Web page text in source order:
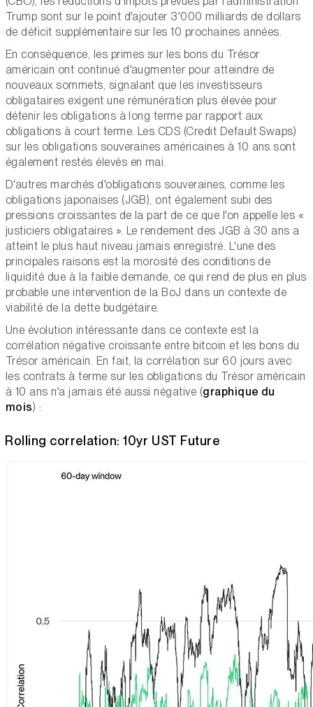
Trump sont sur le point d'ajouter 3'000 milliards de dollars
de déficit supplémentaire sur les 10 prochaines années.
En conséquence, les primes sur les bons du Trésor
américain ont continué d'augmenter pour atteindre de
nouveaux sommets, signalant que les investisseurs
obligataires exigent une rémunération plus élevée pour
détenir les obligations à long terme par rapport aux
obligations à court terme. Les CDS (Credit Default Swaps)
sur les obligations souveraines américaines à 10 ans sont
également restés élevés en mai.
D'autres marchés d'obligations souveraines, comme les
obligations japonaises (JGB), ont également subi des
pressions croissantes de la part de ce que l'on appelle les «
justiciers obligataires ». Le rendement des JGB à 30 ans a
atteint le plus haut niveau jamais enregistré. L'une des
principales raisons est la morosité des conditions de
liquidité due à la faible demande, ce qui rend de plus en plus
probable une intervention de la BoJ dans un contexte de
viabilité de la dette budgétaire.
Une évolution intéressante dans ce contexte est la
corrélation négative croissante entre bitcoin et les bons du
Trésor américain. En fait, la corrélation sur 60 jours avec
les contrats à terme sur les obligations du Trésor américain
à 10 ans n'a jamais été aussi négative (graphique du
mois) :
Rolling correlation: 10yr UST Future